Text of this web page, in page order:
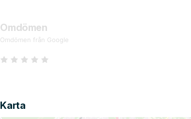
Omdömen
Omdömen från Google
Karta